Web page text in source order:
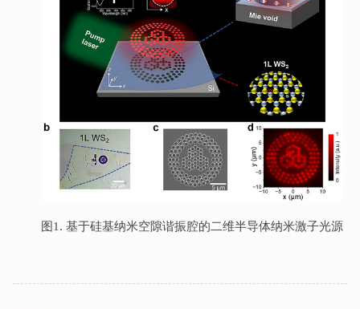
图1. 基于硅基纳米空隙谐振腔的二维半导体纳米激子光源